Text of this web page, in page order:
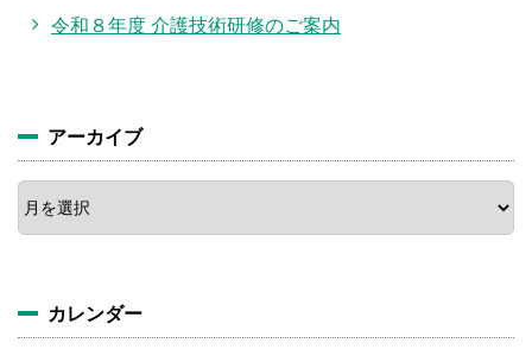
令和８年度 介護技術研修のご案内
アーカイブ
ア
ー
カ
カレンダー